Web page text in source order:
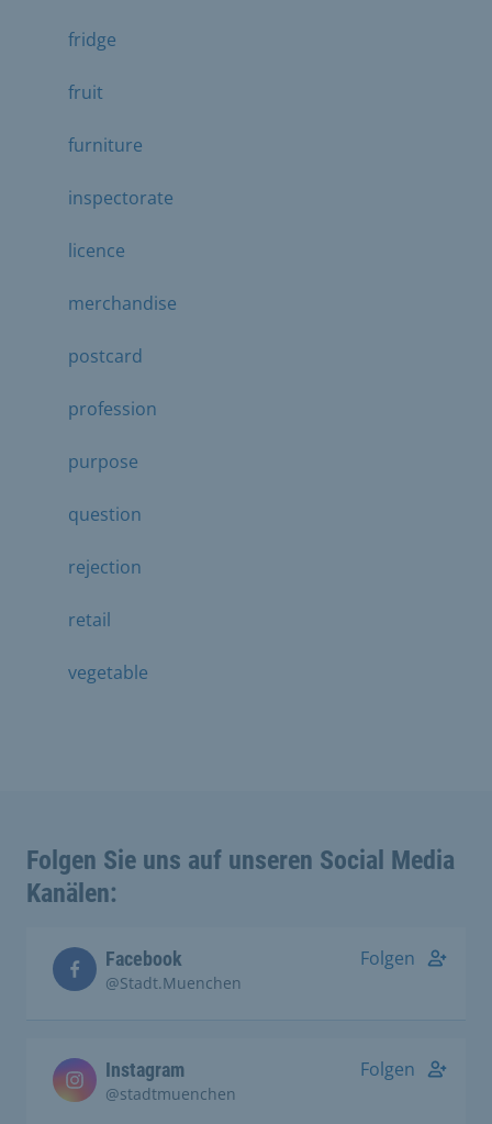
fridge
fruit
furniture
inspectorate
licence
merchandise
postcard
profession
purpose
question
rejection
retail
vegetable
Folgen Sie uns auf unseren Social Media
Kanälen:
Facebook
@Stadt.Muenchen
Folgen
Instagram
@stadtmuenchen
Folgen